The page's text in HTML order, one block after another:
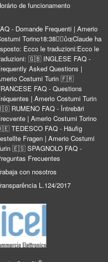
de funcionamento
- Domande Frequenti | Amerio
Torino18:38Claude ha
Ecco le traduzioni:Ecco le
🇬🇧 INGLESE FAQ -
Asked Questions |
Costumi Turin 🇫🇷
FAQ - Questions
| Amerio Costumi Turin
RUMENO FAQ - Întrebări
| Amerio Costumi Torino
TEDESCO FAQ - Häufig
Fragen | Amerio Costumi
🇪🇸 SPAGNOLO FAQ -
Frecuentes
con nosotros
L.124/2017